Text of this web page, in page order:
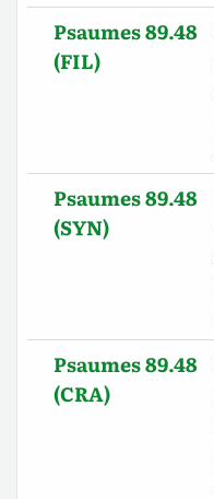
Psaumes 89.48
(FIL)
Psaumes 89.48
(SYN)
Psaumes 89.48
(CRA)